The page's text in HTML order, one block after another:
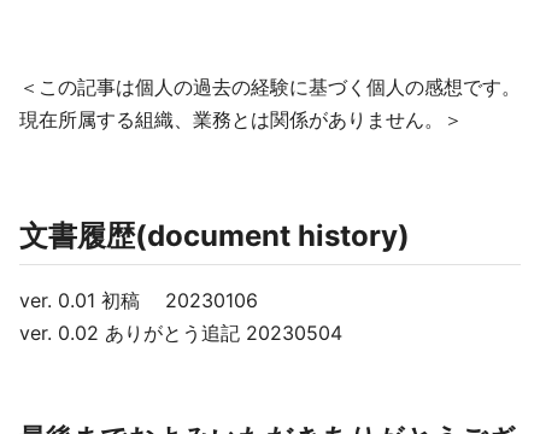
＜この記事は個人の過去の経験に基づく個人の感想です。
現在所属する組織、業務とは関係がありません。＞
文書履歴(document history)
ver. 0.01 初稿 20230106
ver. 0.02 ありがとう追記 20230504